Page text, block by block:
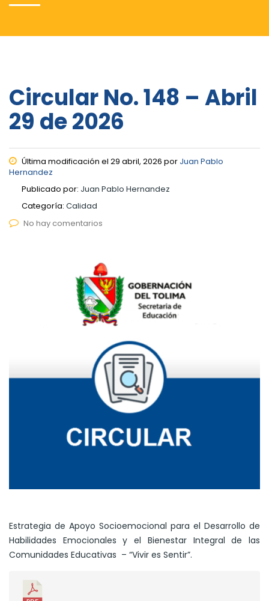
Circular No. 148 – Abril
29 de 2026
Última modificación el 29 abril, 2026 por Juan Pablo
Hernandez
Publicado por: Juan Pablo Hernandez
Categoría: Calidad
No hay comentarios
Estrategia de Apoyo Socioemocional para el Desarrollo de
Habilidades Emocionales y el Bienestar Integral de las
Comunidades Educativas – “Vivir es Sentir”.